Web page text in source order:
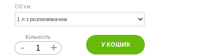
Об'єм:
Кількість
- + У КОШИК